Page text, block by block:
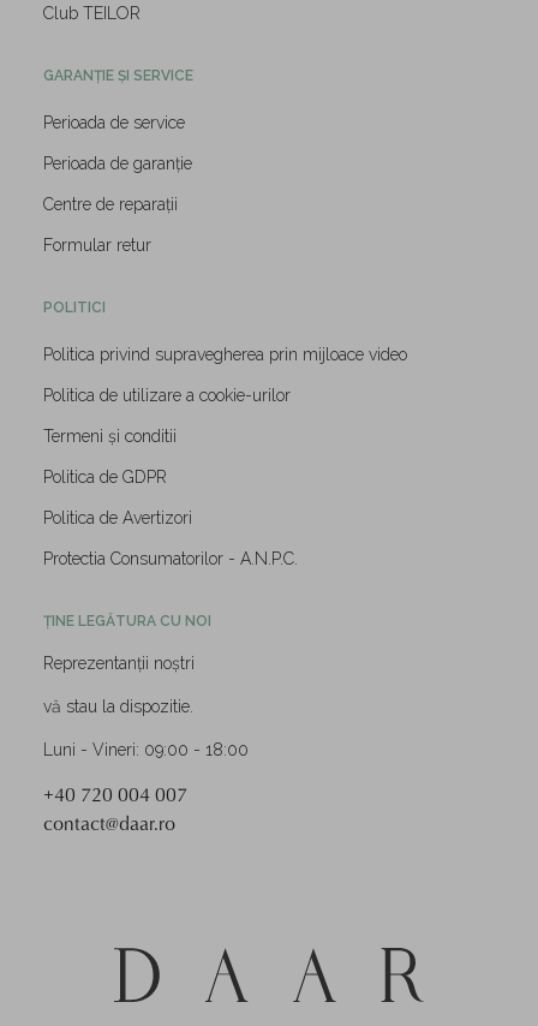
Club TEILOR
GARANȚIE ȘI SERVICE
Perioada de service
Perioada de garanție
Centre de reparații
Formular retur
POLITICI
Politica privind supravegherea prin mijloace video
Politica de utilizare a cookie-urilor
Termeni și conditii
Politica de GDPR
Politica de Avertizori
Protectia Consumatorilor - A.N.P.C.
ȚINE LEGĂTURA CU NOI
Reprezentanții noștri
vă stau la dispozitie.
Luni - Vineri: 09:00 - 18:00
+40 720 004 007
contact@daar.ro